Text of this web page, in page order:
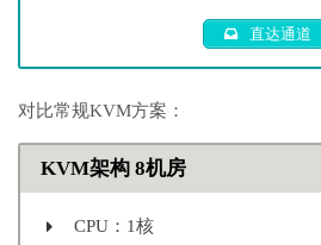
直达通道
对比常规KVM方案：
KVM架构 8机房
CPU：1核